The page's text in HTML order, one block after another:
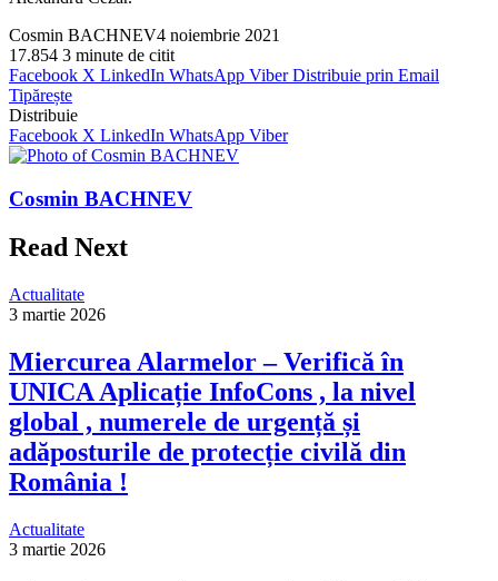
Cosmin BACHNEV4 noiembrie 2021
17.854 3 minute de citit
Facebook X LinkedIn WhatsApp Viber Distribuie prin Email
Tipărește
Distribuie
Facebook X LinkedIn WhatsApp Viber
Cosmin BACHNEV
Read Next
Actualitate
3 martie 2026
Miercurea Alarmelor – Verifică în
UNICA Aplicație InfoCons , la nivel
global , numerele de urgență și
adăposturile de protecție civilă din
România !
Actualitate
3 martie 2026